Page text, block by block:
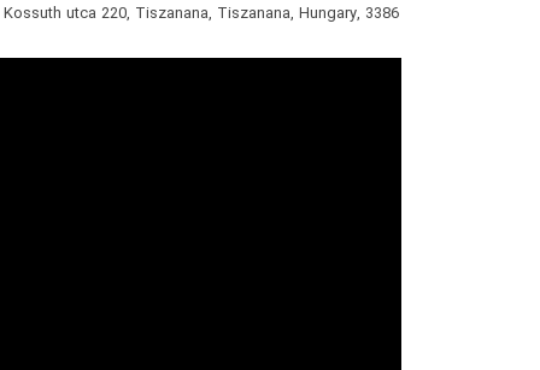
Kossuth utca 220, Tiszanana, Tiszanana, Hungary, 3386